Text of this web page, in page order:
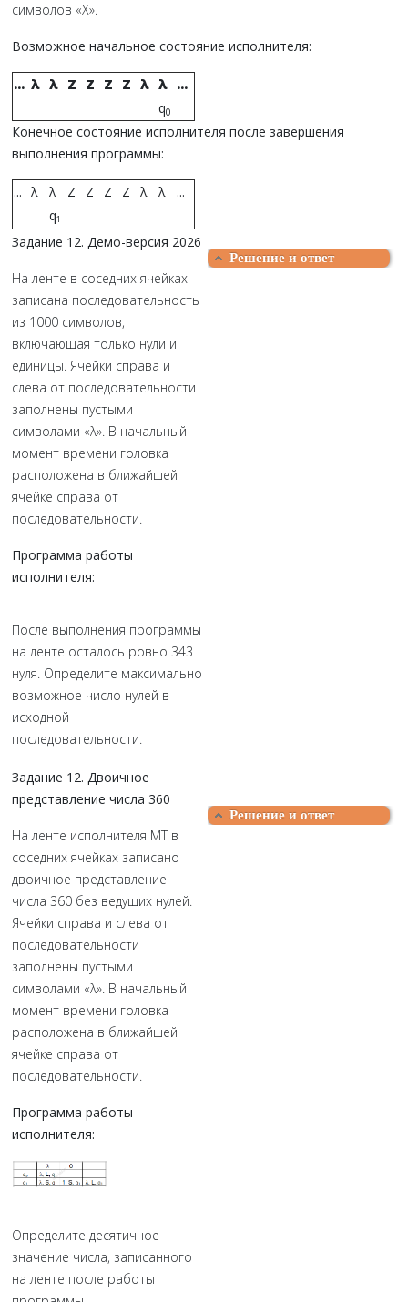
символов «X».
Возможное начальное состояние исполнителя:
... λ λ Z Z Z Z λ λ ...
q0
Конечное состояние исполнителя после завершения
выполнения программы:
... λ λ Z Z Z Z λ λ
...
q1
Задание 12. Демо-версия 2026
На ленте в соседних ячейках
записана последовательность
из 1000 символов,
включающая только нули и
единицы. Ячейки справа и
слева от последовательности
заполнены пустыми
символами «λ». В начальный
момент времени головка
расположена в ближайшей
ячейке справа от
последовательности.
Программа работы
исполнителя:
После выполнения программы
на ленте осталось ровно 343
нуля. Определите максимально
возможное число нулей в
исходной
последовательности.
Решение и ответ
Задание 12. Двоичное
представление числа 360
На ленте исполнителя МТ в
соседних ячейках записано
двоичное представление
числа 360 без ведущих нулей.
Ячейки справа и слева от
последовательности
заполнены пустыми
символами «λ». В начальный
момент времени головка
расположена в ближайшей
ячейке справа от
последовательности.
Программа работы
исполнителя:
Определите десятичное
значение числа, записанного
на ленте после работы
Решение и ответ